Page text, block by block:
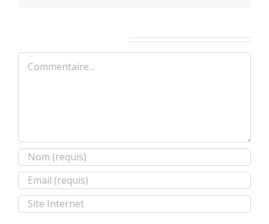
Commentaire